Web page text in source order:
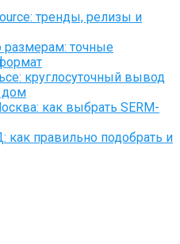
тренды, релизы и
размерам: точные
круглосуточный вывод
дом
как выбрать SERM-
как правильно подобрать и